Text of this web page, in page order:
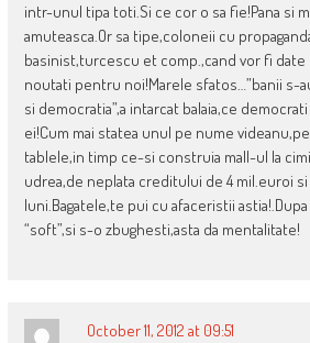
intr-unul tipa toti.Si ce cor o sa fie!Pana si
amuteasca.Or sa tipe,coloneii cu
basinist,turcescu et comp.,cand vor fi date
noutati pentru noi!Marele sfatos…”banii s-
si democratia”,a intarcat balaia,ce
ei!Cum mai statea unul pe nume
tablele,in timp ce-si construia mall-ul la
udrea,de neplata creditului de 4 mil.euroi
luni.Bagatele,te pui cu afaceristii
“soft”,si s-o zbughesti,asta da mentalitate!
October 11, 2012 at 09:51